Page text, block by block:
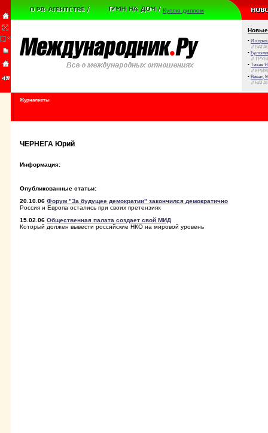
Куплю диплом
Новые
• И
//
•
//
• Тихая
//
• Виват,
//
Журналисты
ЧЕРНЕГА Юрий
Информация:
Опубликованные статьи:
20.10.06 Форум "За будущее демократии" закончился демократично
Россия и Европа остались при своих претензиях
15.02.06 Общественная палата создает свой МИД
Который должен вывести российские НКО на мировой уровень